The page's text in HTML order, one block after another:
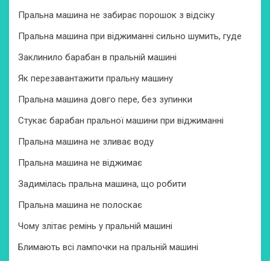
Пральна машина не забирає порошок з відсіку
Пральна машина при віджиманні сильно шумить, гуде
Заклинило барабан в пральній машині
Як перезавантажити пральну машину
Пральна машина довго пере, без зупинки
Стукає барабан пральної машини при віджиманні
Пральна машина не зливає воду
Пральна машина не віджимає
Задимілась пральна машина, що робити
Пральна машина не полоскає
Чому злітає ремінь у пральній машині
Блимають всі лампочки на пральній машині